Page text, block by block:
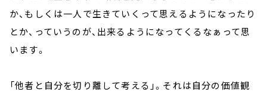
か、もしくは一人で生きていくって思えるようになったり
とか、っていうのが、出来るようになってくるなぁって思
います。
「他者と自分を切り離して考える」。それは自分の価値観